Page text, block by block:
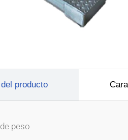
producto
peso